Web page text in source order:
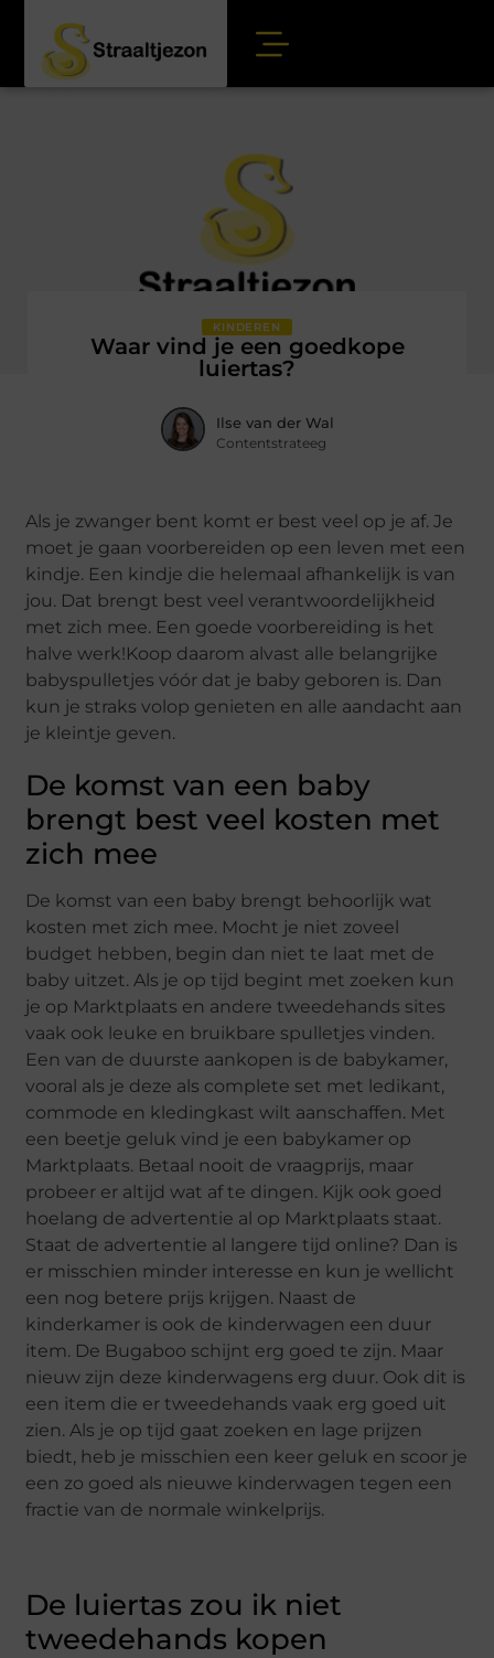
KINDEREN
Waar vind je een goedkope
luiertas?
Ilse van der Wal
Contentstrateeg
Als je zwanger bent komt er best veel op je af. Je
moet je gaan voorbereiden op een leven met een
kindje. Een kindje die helemaal afhankelijk is van
jou. Dat brengt best veel verantwoordelijkheid
met zich mee. Een goede voorbereiding is het
halve werk!Koop daarom alvast alle belangrijke
babyspulletjes vóór dat je baby geboren is. Dan
kun je straks volop genieten en alle aandacht aan
je kleintje geven.
De komst van een baby
brengt best veel kosten met
zich mee
De komst van een baby brengt behoorlijk wat
kosten met zich mee. Mocht je niet zoveel
budget hebben, begin dan niet te laat met de
baby uitzet. Als je op tijd begint met zoeken kun
je op Marktplaats en andere tweedehands sites
vaak ook leuke en bruikbare spulletjes vinden.
Een van de duurste aankopen is de babykamer,
vooral als je deze als complete set met ledikant,
commode en kledingkast wilt aanschaffen. Met
een beetje geluk vind je een babykamer op
Marktplaats. Betaal nooit de vraagprijs, maar
probeer er altijd wat af te dingen. Kijk ook goed
hoelang de advertentie al op Marktplaats staat.
Staat de advertentie al langere tijd online? Dan is
er misschien minder interesse en kun je wellicht
een nog betere prijs krijgen. Naast de
kinderkamer is ook de kinderwagen een duur
item. De Bugaboo schijnt erg goed te zijn. Maar
nieuw zijn deze kinderwagens erg duur. Ook dit is
een item die er tweedehands vaak erg goed uit
zien. Als je op tijd gaat zoeken en lage prijzen
biedt, heb je misschien een keer geluk en scoor je
een zo goed als nieuwe kinderwagen tegen een
fractie van de normale winkelprijs.
De luiertas zou ik niet
tweedehands kopen